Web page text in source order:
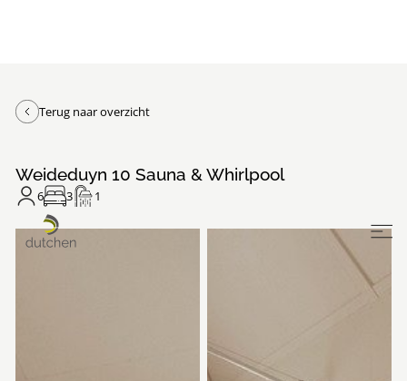
Terug naar overzicht
Weideduyn 10 Sauna & Whirlpool
6 3 1